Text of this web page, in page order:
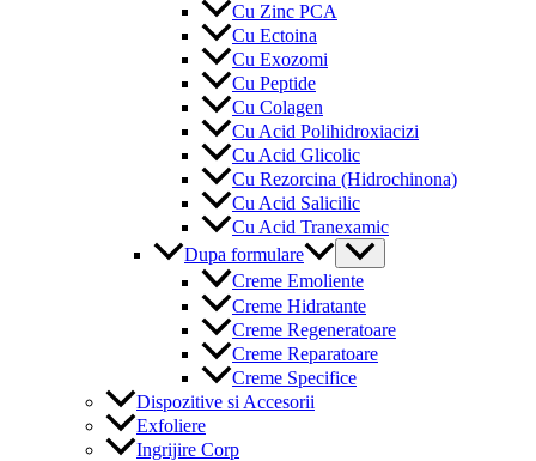
Cu Zinc PCA
Cu Ectoina
Cu Exozomi
Cu Peptide
Cu Colagen
Cu Acid Polihidroxiacizi
Cu Acid Glicolic
Cu Rezorcina (Hidrochinona)
Cu Acid Salicilic
Cu Acid Tranexamic
Dupa formulare
Menu
Toggle
Creme Emoliente
Creme Hidratante
Creme Regeneratoare
Creme Reparatoare
Creme Specifice
Dispozitive si Accesorii
Exfoliere
Ingrijire Corp